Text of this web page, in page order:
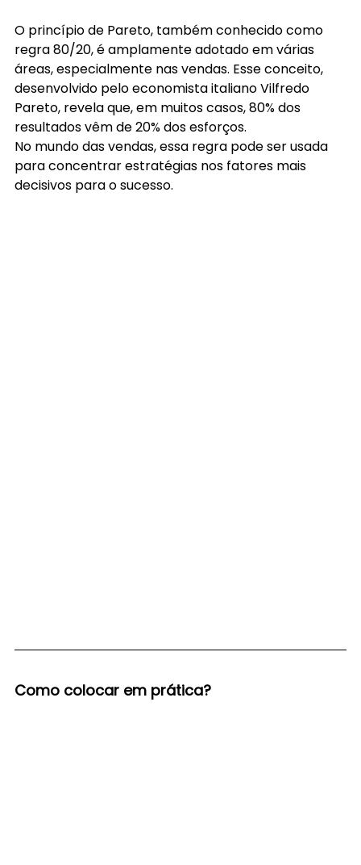
O princípio de Pareto, também conhecido como
regra 80/20, é amplamente adotado em várias
áreas, especialmente nas vendas. Esse conceito,
desenvolvido pelo economista italiano Vilfredo
Pareto, revela que, em muitos casos, 80% dos
resultados vêm de 20% dos esforços.
No mundo das vendas, essa regra pode ser usada
para concentrar estratégias nos fatores mais
decisivos para o sucesso.
Como colocar em prática?